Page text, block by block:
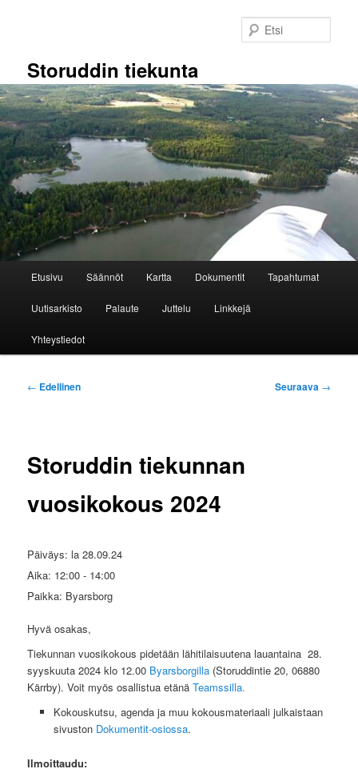
Storuddin tiekunta
Etusivu Säännöt Kartta Dokumentit Tapahtumat
Uutisarkisto Palaute Juttelu Linkkejä
Yhteystiedot
Artikkelien
← Edellinen Seuraava →
Storuddin tiekunnan
vuosikokous 2024
Päiväys:la 28.09.24
Aika: 12:00 - 14:00
Paikka: Byarsborg
Hyvä osakas,
Tiekunnan vuosikokous pidetään lähitilaisuutena lauantaina 28.
syyskuuta 2024 klo 12.00 Byarsborgilla (Storuddintie 20, 06880
Kärrby). Voit myös osallistua etänäTeamssilla.
Kokouskutsu, agenda ja muu kokousmateriaali julkaistaan
sivuston Dokumentit-osiossa.
Ilmoittaudu: